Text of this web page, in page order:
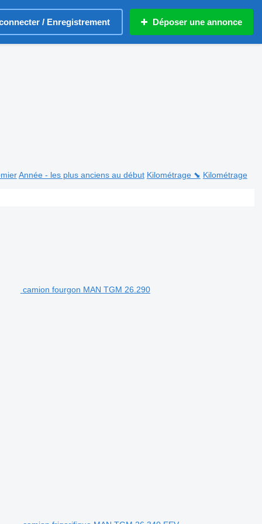
/ Enregistrement Déposer une annonce
Année - les plus anciens au début Kilométrage ⬊ Kilométrage
camion fourgon MAN TGM 26.290